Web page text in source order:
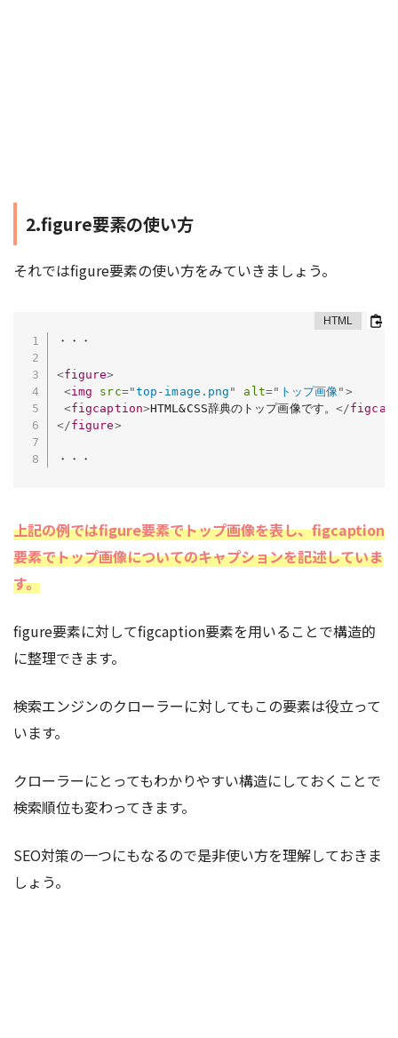
2.figure要素の使い方
それではfigure要素の使い方をみていきましょう。
・・・
<figure>
<img src="top-image.png " alt=" トップ画像" >
<figcaption>HTML&CSS辞典のトップ画像です。 </
</figure>
・・・
上記の例ではfigure要素でトップ画像を表し、figcaption
要素でトップ画像についてのキャプションを記述していま
す。
figure要素に対してfigcaption要素を用いることで構造的
に整理できます。
検索エンジンのクローラーに対してもこの要素は役立って
います。
クローラーにとってもわかりやすい構造にしておくことで
検索順位も変わってきます。
SEO対策の一つにもなるので是非使い方を理解しておきま
しょう。